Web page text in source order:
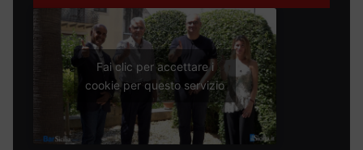
Fai clic per accettare i
cookie per questo servizio